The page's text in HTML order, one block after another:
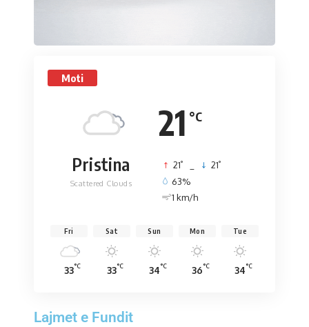
Moti
21 °C
Pristina
Scattered Clouds
21° 21°
63%
1 km/h
Fri
33°C
Sat
33°C
Sun
34°C
Mon
36°C
Tue
34°C
Lajmet e Fundit